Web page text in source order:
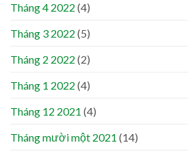
Tháng 4 2022 (4)
Tháng 3 2022 (5)
Tháng 2 2022 (2)
Tháng 1 2022 (4)
Tháng 12 2021 (4)
Tháng mười một 2021 (14)